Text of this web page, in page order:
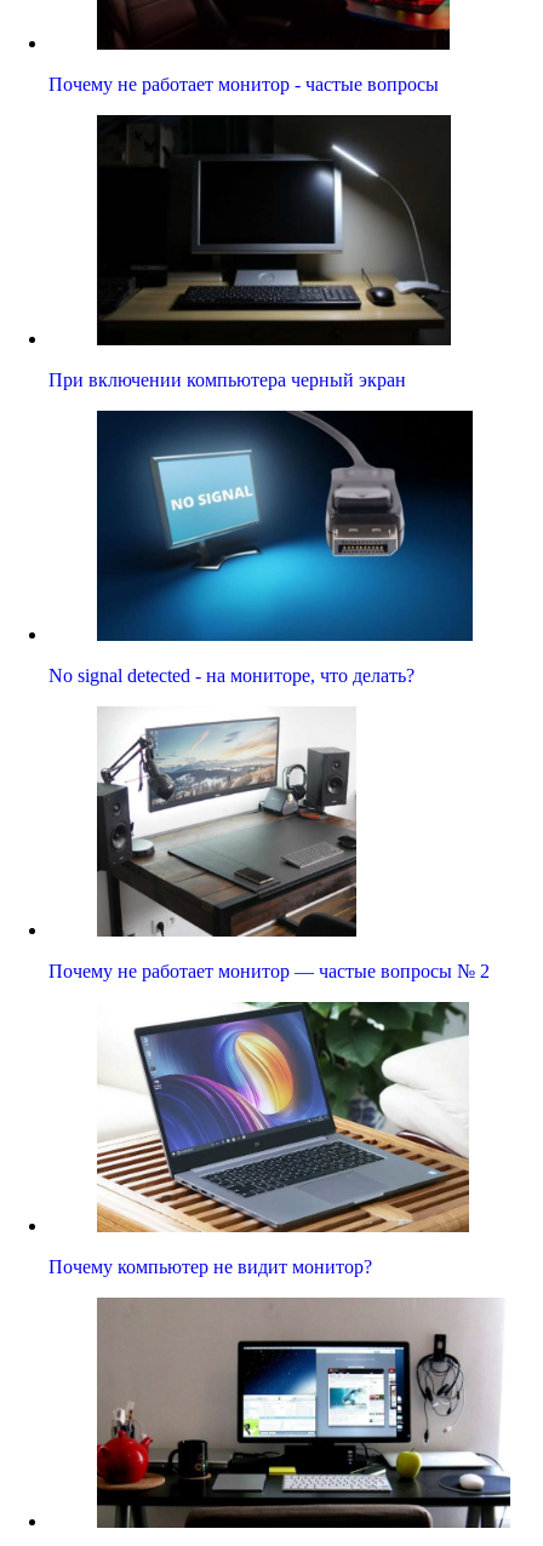
Почему не работает монитор - частые вопросы
При включении компьютера черный экран
No signal detected - на мониторе, что делать?
Почему не работает монитор — частые вопросы № 2
Почему компьютер не видит монитор?